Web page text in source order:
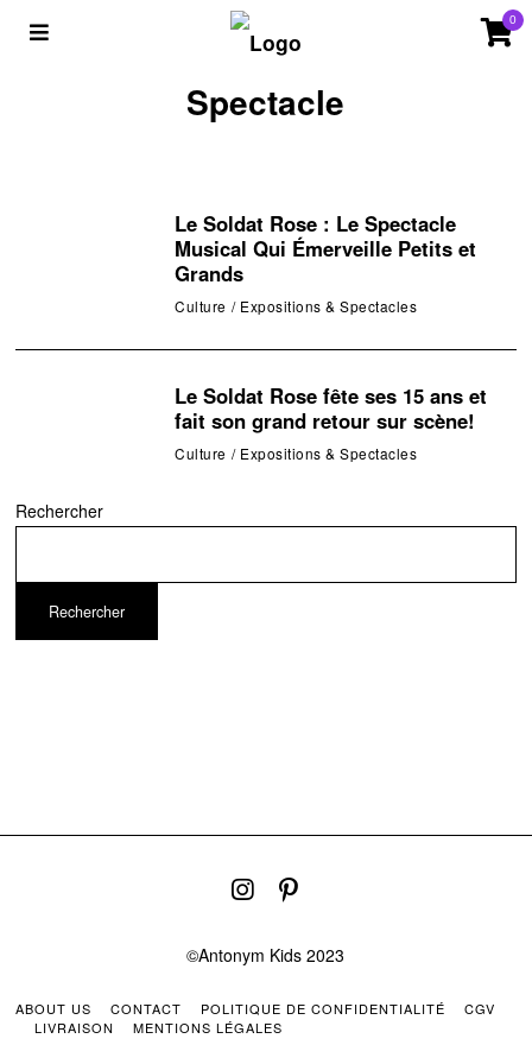
0
Spectacle
Le Soldat Rose : Le Spectacle
Musical Qui Émerveille Petits et
Grands
Culture / Expositions & Spectacles
Le Soldat Rose fête ses 15 ans et
fait son grand retour sur scène!
Culture / Expositions & Spectacles
Rechercher
Rechercher
©Antonym Kids 2023
ABOUT US CONTACT POLITIQUE DE CONFIDENTIALITÉ
CGV
LIVRAISON
MENTIONS LÉGALES